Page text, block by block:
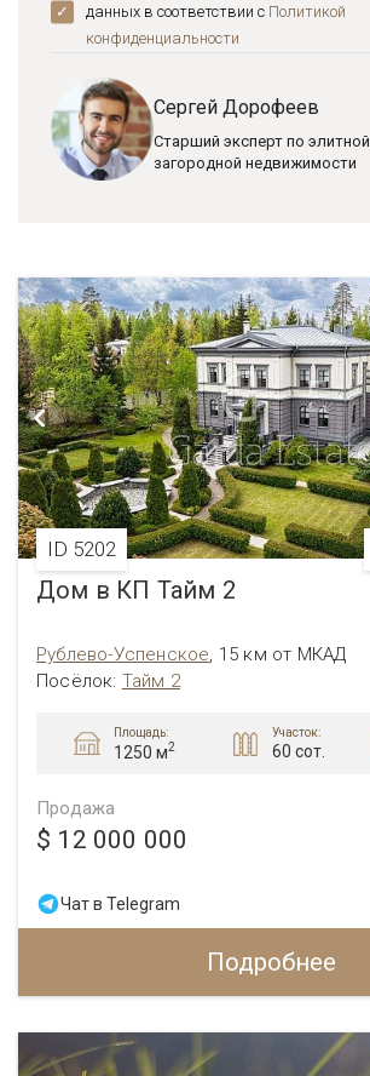
данных в соответствии с Политикой
конфиденциальноcти
Сергей Дорофеев
Старший эксперт по элитной
загородной недвижимости
ID 5202
Дом в КП Тайм 2
Рублево-Успенское, 15 км от МКАД
Посёлок: Тайм 2
Площадь:
1250 м2
Участок:
60 сот.
Продажа
$ 12 000 000
Чат в Telegram
Подробнее